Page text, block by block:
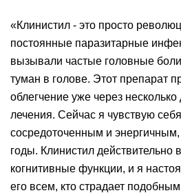
«Клинистил - это просто
постоянные паразитарные
вызывали частые головные
туман в голове. Этот препарат
облегчение уже через
лечения. Сейчас я чувствую
сосредоточенным и
годы. Клинистил действительно
когнитивные функции, и я
его всем, кто страдает